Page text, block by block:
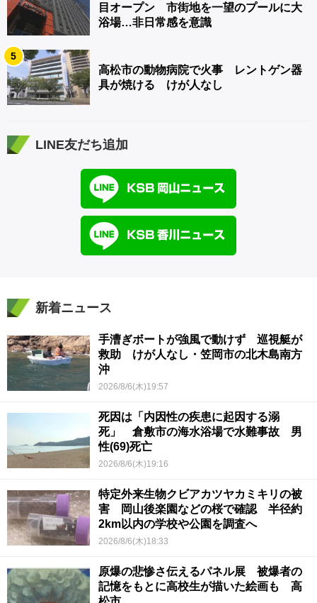
目オープン 市街地を一望のプールに大
浴場…非日常感を意識
5
高松市の動物病院で火事 レントゲン器
具が焼ける けが人なし
LINE友だち追加
新着ニュース
手漕ぎボートが強風で動けず 巡視艇が
救助 けが人なし・笠岡市の北木島南方
沖
2026/8/6(木)19:57
死因は「内因性の疾患に起因する溺
死」 倉敷市の海水浴場で水難事故 男
性(69)死亡
2026/8/6(木)19:16
特定外来生物クビアカツヤカミキリの被
害 岡山後楽園などの桜で確認 半径約
2km以内の学校や公園を調査へ
2026/8/6(木)18:33
原爆の悲惨さ伝えるパネル展 被爆者の
記憶をもとに高校生が描いた絵画も 高